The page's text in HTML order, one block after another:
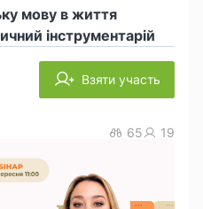
мову в життя
інструментарій
Взяти участь
65 19